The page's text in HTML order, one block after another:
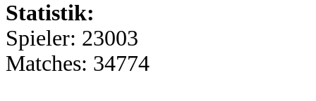
Statistik:
Spieler: 23003
Matches: 34774